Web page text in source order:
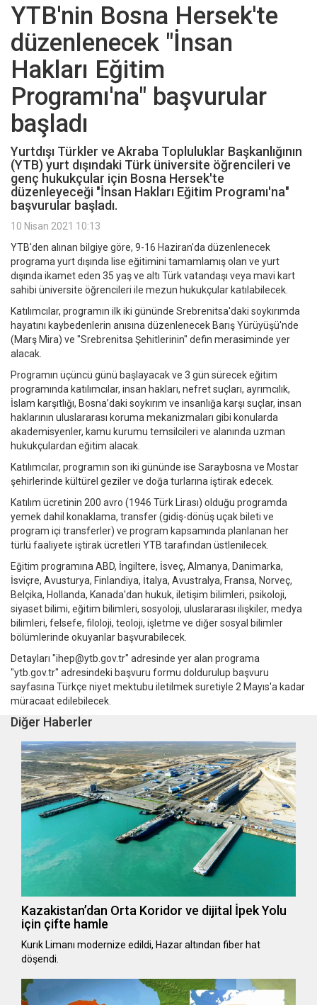
YTB'nin Bosna Hersek'te
düzenlenecek "İnsan
Hakları Eğitim
Programı'na" başvurular
başladı
Yurtdışı Türkler ve Akraba Topluluklar Başkanlığının
(YTB) yurt dışındaki Türk üniversite öğrencileri ve
genç hukukçular için Bosna Hersek'te
düzenleyeceği "İnsan Hakları Eğitim Programı'na"
başvurular başladı.
10 Nisan 2021 10:13
YTB'den alınan bilgiye göre, 9-16 Haziran'da düzenlenecek
programa yurt dışında lise eğitimini tamamlamış olan ve yurt
dışında ikamet eden 35 yaş ve altı Türk vatandaşı veya mavi kart
sahibi üniversite öğrencileri ile mezun hukukçular katılabilecek.
Katılımcılar, programın ilk iki gününde Srebrenitsa'daki soykırımda
hayatını kaybedenlerin anısına düzenlenecek Barış Yürüyüşü'nde
(Marş Mira) ve "Srebrenitsa Şehitlerinin" defin merasiminde yer
alacak.
Programın üçüncü günü başlayacak ve 3 gün sürecek eğitim
programında katılımcılar, insan hakları, nefret suçları, ayrımcılık,
İslam karşıtlığı, Bosna’daki soykırım ve insanlığa karşı suçlar, insan
haklarının uluslararası koruma mekanizmaları gibi konularda
akademisyenler, kamu kurumu temsilcileri ve alanında uzman
hukukçulardan eğitim alacak.
Katılımcılar, programın son iki gününde ise Saraybosna ve Mostar
şehirlerinde kültürel geziler ve doğa turlarına iştirak edecek.
Katılım ücretinin 200 avro (1946 Türk Lirası) olduğu programda
yemek dahil konaklama, transfer (gidiş-dönüş uçak bileti ve
program içi transferler) ve program kapsamında planlanan her
türlü faaliyete iştirak ücretleri YTB tarafından üstlenilecek.
Eğitim programına ABD, İngiltere, İsveç, Almanya, Danimarka,
İsviçre, Avusturya, Finlandiya, İtalya, Avustralya, Fransa, Norveç,
Belçika, Hollanda, Kanada'dan hukuk, iletişim bilimleri, psikoloji,
siyaset bilimi, eğitim bilimleri, sosyoloji, uluslararası ilişkiler, medya
bilimleri, felsefe, filoloji, teoloji, işletme ve diğer sosyal bilimler
bölümlerinde okuyanlar başvurabilecek.
Detayları "ihep@ytb.gov.tr" adresinde yer alan programa
"ytb.gov.tr" adresindeki başvuru formu doldurulup başvuru
sayfasına Türkçe niyet mektubu iletilmek suretiyle 2 Mayıs'a kadar
müracaat edilebilecek.
Diğer Haberler
Kazakistan’dan Orta Koridor ve dijital İpek Yolu
için çifte hamle
Kurık Limanı modernize edildi, Hazar altından fiber hat
döşendi.